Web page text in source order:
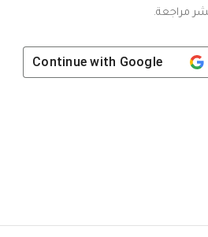
مراجعة.
Continue with Google